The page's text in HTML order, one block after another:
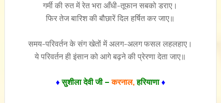
गर्मी की रुत में रेत भरा आँधी-तूफान सबको डराए।
फिर तेज बारिश की बौछारें दिल हर्षित कर जाए॥
समय-परिवर्तन के संग खेतों में अलग-अलग फसल लहलहाए।
ये परिवर्तन ही इंसान को आगे बढ़ने की प्रेरणा देता जाए॥
♦सुशीला देवी जी –करनाल,हरियाणा ♦